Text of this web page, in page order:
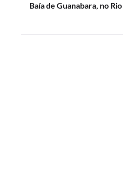
Baía de Guanabara, no Rio